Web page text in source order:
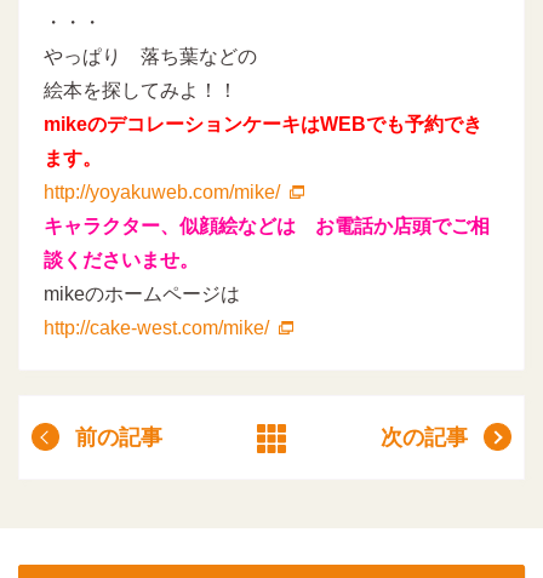
・・・
やっぱり 落ち葉などの
絵本を探してみよ！！
mikeのデコレーションケーキはWEBでも予約でき
ます。
http://yoyakuweb.com/mike/
キャラクター、似顔絵などは お電話か店頭でご相
談くださいませ。
mikeのホームページは
http://cake-west.com/mike/
前の記事 次の記事